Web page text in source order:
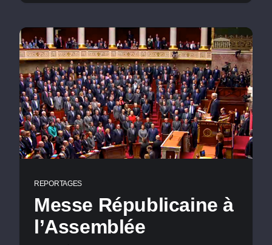
REPORTAGES
Messe Républicaine à
l’Assemblée